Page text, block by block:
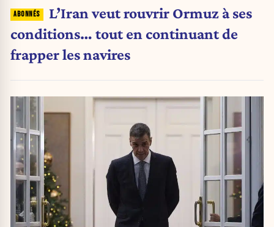
L’Iran veut rouvrir Ormuz à ses
conditions… tout en continuant de
frapper les navires